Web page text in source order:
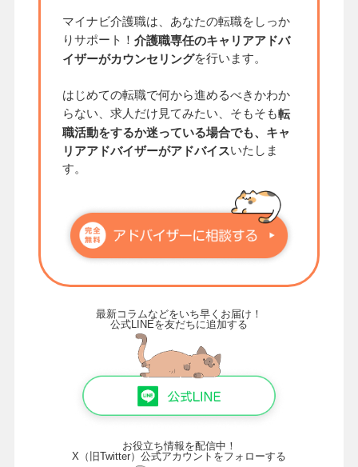
マイナビ介護職は、あなたの転職をしっか
りサポート！ 介護職専任のキャリアアドバ
イザーがカウンセリングを行います。
はじめての転職で何から進めるべきかわか
らない、求人だけ見てみたい、そもそも転
職活動をするか迷っている場合でも、キャ
リアアドバイザーがアドバイスいたしま
す。
最新コラムなどをいち早くお届け！
公式LINEを友だちに追加する
お役立ち情報を配信中！
X（旧Twitter）公式アカウントをフォローする